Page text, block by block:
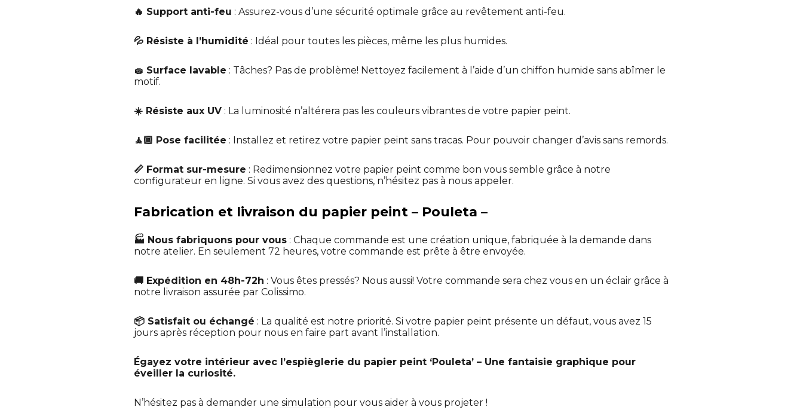
🔥 Support anti-feu : Assurez-vous d’une sécurité optimale grâce au revêtement anti-feu.
💦 Résiste à l’humidité : Idéal pour toutes les pièces, même les plus humides.
🧽 Surface lavable : Tâches? Pas de problème! Nettoyez facilement à l’aide d’un chiffon humide sans abîmer le
motif.
☀️ Résiste aux UV : La luminosité n’altérera pas les couleurs vibrantes de votre papier peint.
🧘🏼 Pose facilitée : Installez et retirez votre papier peint sans tracas. Pour pouvoir changer d’avis sans remords.
📏 Format sur-mesure : Redimensionnez votre papier peint comme bon vous semble grâce à notre
configurateur en ligne. Si vous avez des questions, n’hésitez pas à nous appeler.
Fabrication et livraison du papier peint – Pouleta –
🏭 Nous fabriquons pour vous : Chaque commande est une création unique, fabriquée à la demande dans
notre atelier. En seulement 72 heures, votre commande est prête à être envoyée.
🚚 Expédition en 48h-72h : Vous êtes pressés? Nous aussi! Votre commande sera chez vous en un éclair grâce à
notre livraison assurée par Colissimo.
📦 Satisfait ou échangé : La qualité est notre priorité. Si votre papier peint présente un défaut, vous avez 15
jours après réception pour nous en faire part avant l’installation.
Égayez votre intérieur avec l’espièglerie du papier peint ‘Pouleta’ – Une fantaisie graphique pour
éveiller la curiosité.
N’hésitez pas à demander une simulation pour vous aider à vous projeter !